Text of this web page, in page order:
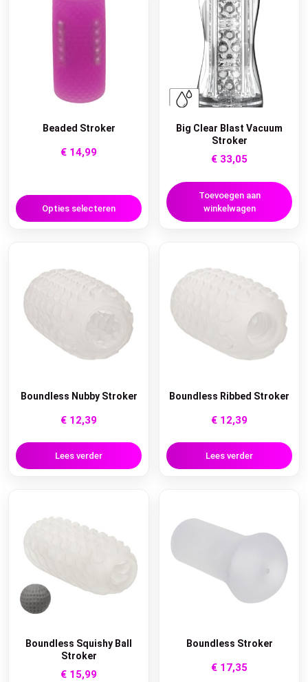
Beaded Stroker
€ 14,99
Opties selecteren
Big Clear Blast Vacuum
Stroker
€ 33,05
Toevoegen aan
winkelwagen
Boundless Nubby Stroker
€ 12,39
Lees verder
Boundless Ribbed Stroker
€ 12,39
Lees verder
Boundless Squishy Ball
Stroker
€ 15,99
Boundless Stroker
€ 17,35